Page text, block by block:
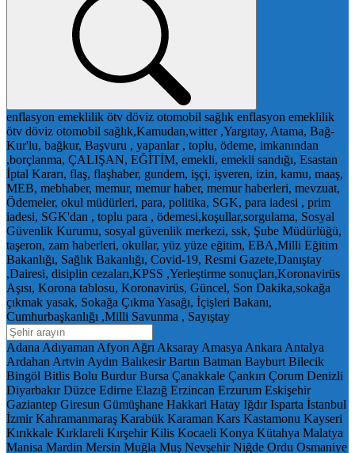
enflasyon emeklilik ötv döviz otomobil sağlık enflasyon emeklilik
ötv döviz otomobil sağlık,Kamudan,witter ,Yargıtay, Atama, Bağ-
Kur'lu, bağkur, Başvuru , yapanlar , toplu, ödeme, imkanından
,borçlanma, ÇALIŞAN, EĞİTİM, emekli, emekli sandığı, Esastan
İptal Kararı, flaş, flaşhaber, gundem, işçi, işveren, izin, kamu, maaş,
MEB, mebhaber, memur, memur haber, memur haberleri, mevzuat,
Ödemeler, okul müdürleri, para, politika, SGK, para iadesi , prim
iadesi, SGK'dan , toplu para , ödemesi,koşullar,sorgulama, Sosyal
Güvenlik Kurumu, sosyal güvenlik merkezi, ssk, Şube Müdürlüğü,
taşeron, zam haberleri, okullar, yüz yüze eğitim, EBA,Milli Eğitim
Bakanlığı, Sağlık Bakanlığı, Covid-19, Resmi Gazete,Danıştay
,Dairesi, disiplin cezaları,KPSS ,Yerleştirme sonuçları,Koronavirüs
Aşısı, Korona tablosu, Koronavirüs, Güncel, Son Dakika,sokağa
çıkmak yasak, Sokağa Çıkma Yasağı, İçişleri Bakanı,
Cumhurbaşkanlığı ,Milli Savunma , Sayıştay
Adana Adıyaman Afyon Ağrı Aksaray Amasya Ankara Antalya
Ardahan Artvin Aydın Balıkesir Bartın Batman Bayburt Bilecik
Bingöl Bitlis Bolu Burdur Bursa Çanakkale Çankırı Çorum Denizli
Diyarbakır Düzce Edirne Elazığ Erzincan Erzurum Eskişehir
Gaziantep Giresun Gümüşhane Hakkari Hatay Iğdır Isparta İstanbul
İzmir Kahramanmaraş Karabük Karaman Kars Kastamonu Kayseri
Kırıkkale Kırklareli Kırşehir Kilis Kocaeli Konya Kütahya Malatya
Manisa Mardin Mersin Muğla Muş Nevşehir Niğde Ordu Osmaniye